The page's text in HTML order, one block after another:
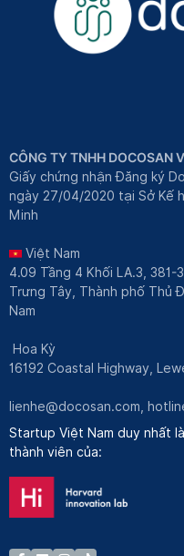
CÔNG TY TNHH DOCOSAN
Giấy chứng nhận Đăng ký
ngày 27/04/2020 tại Sở Kế
Minh
Việt Nam
4.09 Tầng 4 Khối LA.3, 381-
Trưng Tây, Thành phố Thủ
Nam
Hoa Kỳ
16192 Coastal Highway,
lienhe@docosan.com ,
Startup Việt Nam duy nhất là
thành viên của: